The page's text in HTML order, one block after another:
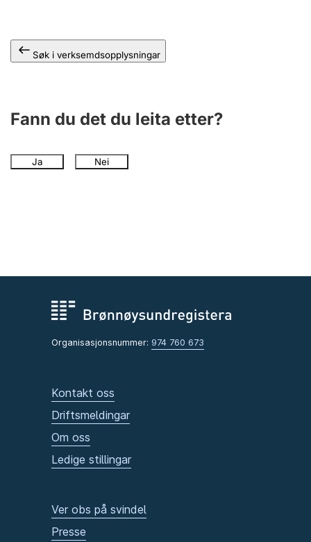
Søk i verksemdsopplysningar
Fann du det du leita etter?
Ja Nei
Organisasjonsnummer: 974 760 673
Kontakt oss
Driftsmeldingar
Om oss
Ledige stillingar
Ver obs på svindel
Presse